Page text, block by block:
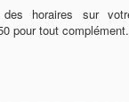
horaires sur
pour tout complément.